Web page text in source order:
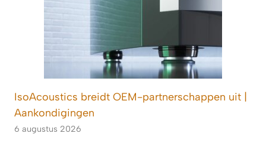
IsoAcoustics breidt OEM-partnerschappen uit |
Aankondigingen
6 augustus 2026